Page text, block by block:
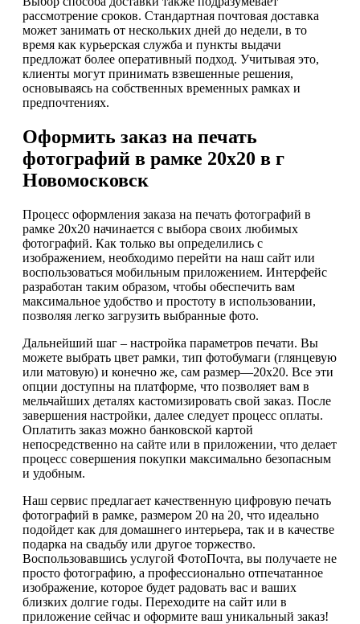
рассмотрение сроков. Стандартная почтовая доставка
может занимать от нескольких дней до недели, в то
время как курьерская служба и пункты выдачи
предложат более оперативный подход. Учитывая это,
клиенты могут принимать взвешенные решения,
основываясь на собственных временных рамках и
предпочтениях.
Оформить заказ на печать
фотографий в рамке 20х20 в г
Новомосковск
Процесс оформления заказа на печать фотографий в
рамке 20х20 начинается с выбора своих любимых
фотографий. Как только вы определились с
изображением, необходимо перейти на наш сайт или
воспользоваться мобильным приложением. Интерфейс
разработан таким образом, чтобы обеспечить вам
максимальное удобство и простоту в использовании,
позволяя легко загрузить выбранные фото.
Дальнейший шаг – настройка параметров печати. Вы
можете выбрать цвет рамки, тип фотобумаги (глянцевую
или матовую) и конечно же, сам размер—20х20. Все эти
опции доступны на платформе, что позволяет вам в
мельчайших деталях кастомизировать свой заказ. После
завершения настройки, далее следует процесс оплаты.
Оплатить заказ можно банковской картой
непосредственно на сайте или в приложении, что делает
процесс совершения покупки максимально безопасным
и удобным.
Наш сервис предлагает качественную цифровую печать
фотографий в рамке, размером 20 на 20, что идеально
подойдет как для домашнего интерьера, так и в качестве
подарка на свадьбу или другое торжество.
Воспользовавшись услугой ФотоПочта, вы получаете не
просто фотографию, а профессионально отпечатанное
изображение, которое будет радовать вас и ваших
близких долгие годы. Переходите на сайт или в
приложение сейчас и оформите ваш уникальный заказ!